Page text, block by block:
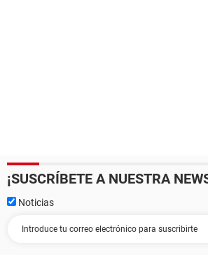
¡SUSCRÍBETE A NUESTRA
Noticias